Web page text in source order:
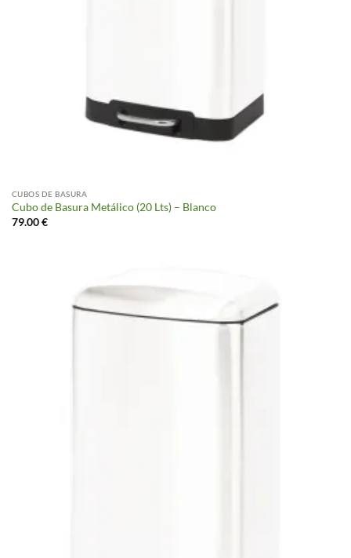
CUBOS DE BASURA
Cubo de Basura Metálico (20 Lts) – Blanco
79.00€